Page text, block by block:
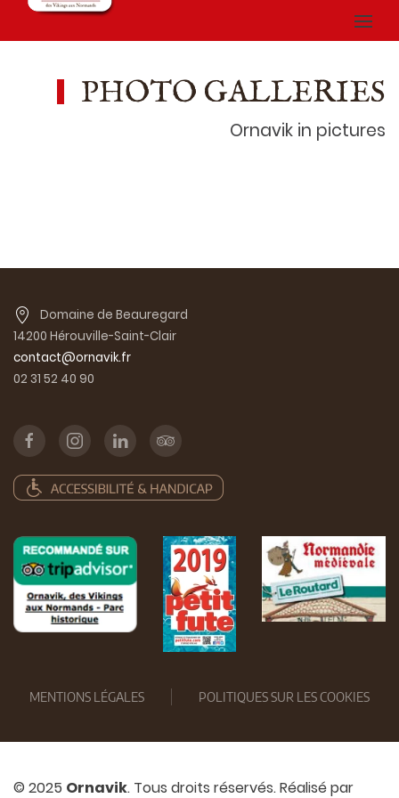
PHOTO GALLERIES
Ornavik in pictures
Domaine de Beauregard
14200 Hérouville-Saint-Clair
contact@ornavik.fr
02 31 52 40 90
MENTIONS LÉGALES POLITIQUES SUR LES COOKIES
© 2025 Ornavik. Tous droits réservés. Réalisé par